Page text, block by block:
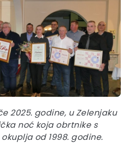
2025. godine, u Zelenjaku
noć koja obrtnike s
od 1998. godine.